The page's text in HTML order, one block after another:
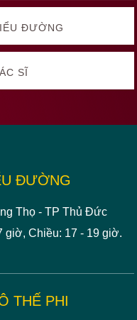
ĐƯỜNG
SĨ
ĐƯỜNG
Thọ - TP Thủ Đức
giờ, Chiều: 17 - 19 giờ.
THẾ PHI